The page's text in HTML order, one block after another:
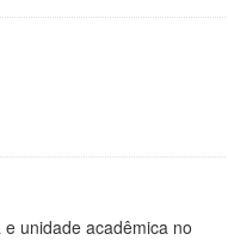
unidade acadêmica no